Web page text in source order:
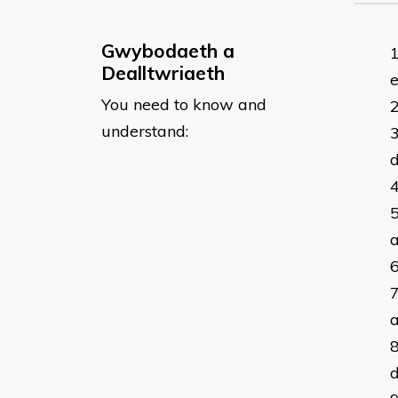
Gwybodaeth a
Dealltwriaeth
You need to know and
understand: